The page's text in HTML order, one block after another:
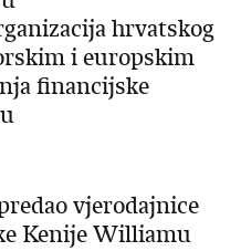
hrvatskog
i europskim
financijske
vjerodajnice
Kenije Williamu